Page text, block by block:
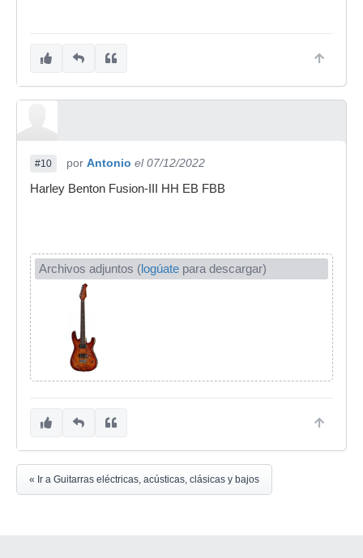
#10 por Antonio el 07/12/2022
Harley Benton Fusion-III HH EB FBB
Archivos adjuntos (logúate para descargar)
« Ir a Guitarras eléctricas, acústicas, clásicas y bajos